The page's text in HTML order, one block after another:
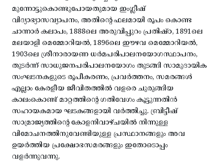
മുന്നോട്ടുകൊണ്ടുപോയതുമായ ഇംഗ്ലീഷ്
വിദ്യാഭ്യാസവ്യാപനം, അതിന്റെ ഫലമായി രൂപം കൊണ്ട
ചാന്നാർ കലാപം, 1888ലെ അരുവിപ്പുറം പ്രതിഷ്ഠ, 1891ലെ
മലയാളി മെമ്മോറിയൽ, 1896ലെ ഈഴവ മെമ്മോറിയൽ,
1903ലെ ശ്രീനാരായണ ധർമപരിപാലനയോഗസ്ഥാപനം,
തുടർന്ന് സാധുജനപരിപാലനയോഗം തുടങ്ങി സാമുദായിക
സംഘടനകളുടെ രൂപീകരണം, പ്രവർത്തനം, സമരങ്ങൾ
എല്ലാം കേരളീയ ജീവിതത്തിൽ വളരെ ചുരുങ്ങിയ
കാലംകൊണ്ട് മാറ്റത്തിന്റെ ഗതിവേഗം കൂട്ടുന്നതിൻ
സഹായകമായ ഘടകങ്ങളായി വർത്തിച്ചു. ബ്രിട്ടീഷ്
സാമ്രാജ്യത്തിന്റെ കോളനിവാഴ്ചയിൽ നിന്നുള്ള
വിമോചനത്തിനുവേണ്ടിയുള്ള പ്രസ്ഥാനങ്ങളും അവ
ഉയർത്തിയ പ്രക്ഷോഭസമരങ്ങളും ഇതോടൊപ്പം
വളർന്നുവന്നു.